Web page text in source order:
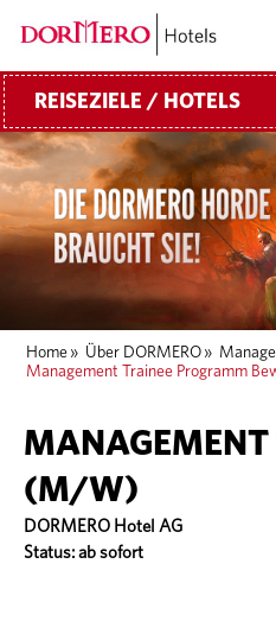
REISEZIELE / HOTELS
Home » Über DORMERO »
Management Trainee Programm
MANAGEMENT
(M/W)
DORMERO Hotel AG
Status: ab sofort